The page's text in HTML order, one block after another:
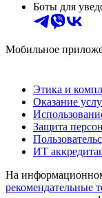
Боты для
Мобильное
Этика и
Оказание
Защита
ИТ
На
рекомендательные